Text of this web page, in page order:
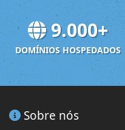
9.000+
DOMÍNIOS HOSPEDADOS
Sobre nós